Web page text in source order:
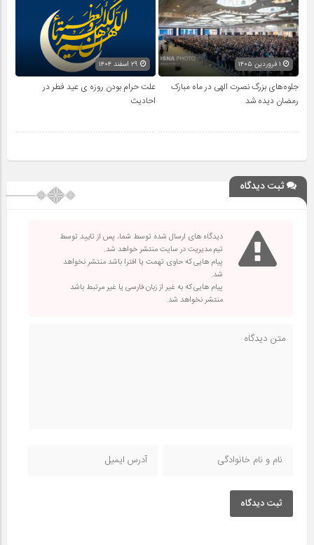
جلوه‌های بزرگ نصرت الهی در ماه مبارک
رمضان دیده شد
علت حرام بودن روزه ی عید فطر در
احادیث
ثبت دیدگاه
دیدگاه های ارسال شده توسط شما، پس از تایید توسط
تیم مدیریت در سایت منتشر خواهد شد.
پیام هایی که حاوی تهمت یا افترا باشد منتشر نخواهد
شد.
پیام هایی که به غیر از زبان فارسی یا غیر مرتبط باشد
منتشر نخواهد شد.
ثبت دیدگاه